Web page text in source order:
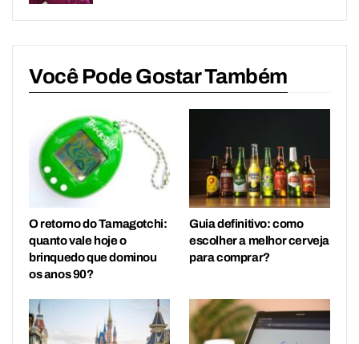
Você Pode Gostar Também
O retorno do Tamagotchi:
quanto vale hoje o
brinquedo que dominou
os anos 90?
Guia definitivo: como
escolher a melhor cerveja
para comprar?